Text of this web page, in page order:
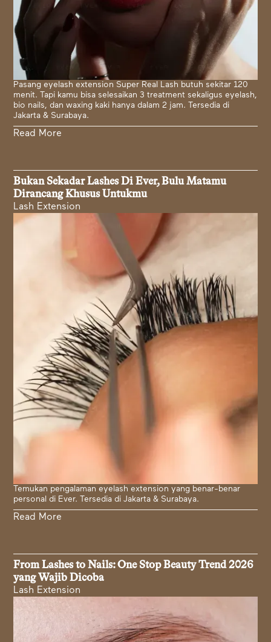
Pasang eyelash extension Super Real Lash butuh sekitar 120
menit. Tapi kamu bisa selesaikan 3 treatment sekaligus eyelash,
bio nails, dan waxing kaki hanya dalam 2 jam. Tersedia di
Jakarta & Surabaya.
Read More
Bukan Sekadar Lashes Di Ever, Bulu Matamu
Dirancang Khusus Untukmu
Lash Extension
Temukan pengalaman eyelash extension yang benar-benar
personal di Ever. Tersedia di Jakarta & Surabaya.
Read More
From Lashes to Nails: One Stop Beauty Trend 2026
yang Wajib Dicoba
Lash Extension